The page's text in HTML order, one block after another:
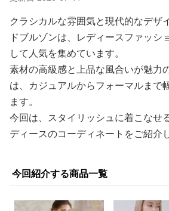
クラシカルな雰囲気と現代的なデザ
ドブルゾンは、レディースファッシ
して人気を集めています。
素材の高級感と上品な風合いが魅力
は、カジュアルからフォーマルまで
ます。
今回は、スタイリッシュに着こなせ
ディースのコーディネートをご紹介
今回紹介する商品一覧